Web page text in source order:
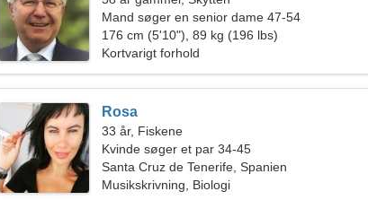
Mand søger en senior dame 47-54
176 cm (5'10"), 89 kg (196 lbs)
Kortvarigt forhold
Rosa
33 år, Fiskene
Kvinde søger et par 34-45
Santa Cruz de Tenerife, Spanien
Musikskrivning, Biologi